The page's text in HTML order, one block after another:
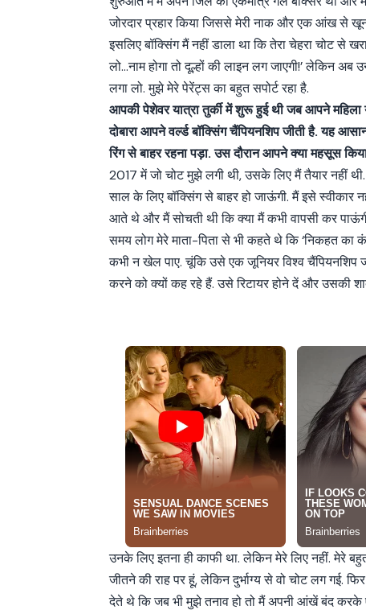
जोरदार प्रहार किया जिससे मेरी नाक और एक आंख से
इसलिए बॉक्सिंग मैं नहीं डाला था कि तेरा चेहरा चोट से
लो…नाम होगा तो दूल्हों की लाइन लग जाएगी!’ लेकिन
लगा लो. मुझे मेरे पेरेंट्स का बहुत सपोर्ट रहा है.
आपकी पेशेवर यात्रा तुर्की में शुरू हुई थी जब आपने महिला
दोबारा आपने वर्ल्ड बॉक्सिंग चैंपियनशिप जीती है. यह
रिंग से बाहर रहना पड़ा. उस दौरान आपने क्या महसूस
2017 में जो चोट मुझे लगी थी, उसके लिए मैं तैयार नहीं
साल के लिए बॉक्सिंग से बाहर हो जाऊंगी. मैं इसे स्वीकार
आते थे और मैं सोचती थी कि क्या मैं कभी वापसी कर
समय लोग मेरे माता-पिता से भी कहते थे कि ‘निकहत
कभी न खेल पाए. चूंकि उसे एक जूनियर विश्व चैंपियनशिप
करने को क्यों कह रहे हैं. उसे रिटायर होने दें और उसकी
उनके लिए इतना ही काफी था. लेकिन मेरे लिए नहीं. मेरे
जीतने की राह पर हूं, लेकिन दुर्भाग्य से वो चोट लग गई.
देते थे कि जब भी मुझे तनाव हो तो मैं अपनी आंखें बंद